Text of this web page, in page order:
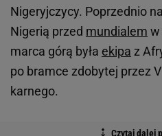
Nigeryjczycy. Poprzednio
Nigerią przed mundialem w
marca górą była ekipa z
po bramce zdobytej przez
karnego.